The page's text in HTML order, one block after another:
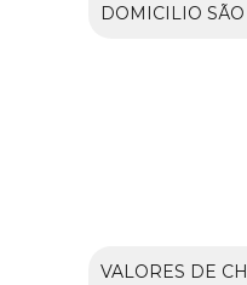
DOMICILIO
VALORES DE